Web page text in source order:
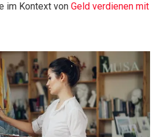
im Kontext von Geld verdienen mit